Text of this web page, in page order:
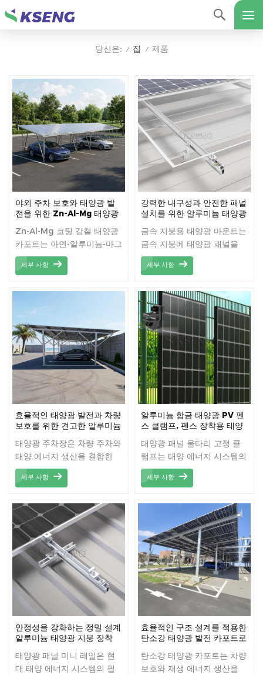
당신은: / 집 / 제품
야외 주차 보호와 태양광 발
전을 위한 Zn-Al-Mg 태양광
Zn-Al-Mg 코팅 강철 태양광
카포트는 아연-알루미늄-마그
네슘 코팅 강철로 제작된 내
구성이 뛰어난 태양광 주차
외 성능을 제공합니다. 이 구
조물은 차량 보호와 태양광
발전을 결합하여 주차 공간을
재생 에너지 공간으로 전환합
니다. 상업용, 산업용 및 주거
용 용도로 설계된 이 태양광
카포트는 향상된 내구성, 낮
은 유지 관리 요구 사항, 효율
적인 공간 활용을 통해 청정
에너지 프로젝트를 위한 신뢰
할 수 있는 솔루션을 제공합
니다.
세부 사항
강력한 내구성과 안전한 패널
설치를 위한 알루미늄 태양광
금속 지붕용 태양광 마운트는
금속 지붕에 태양광 패널을
안전하게 설치하도록 설계된
내구성 있는 장착 솔루션입니
테인리스강으로 제작되어 뛰
어난 내식성, 간편한 설치, 장
기간의 성능을 제공합니다.
강력한 지지력을 제공하고 혹
독한 기상 조건을 견디며, 주
거용, 상업용 및 산업용 태양
광 발전 시스템에 적합합니
다.
세부 사항
효율적인 태양광 발전과 차량
보호를 위한 견고한 알루미늄
태양광 주차장은 차량 주차와
태양 에너지 생산을 결합한
다기능 구조물입니다. 내구성
이 뛰어난 알루미늄 또는 강
주차장은 지붕에 태양광 패널
을 설치하는 동시에 차량을
햇빛, 비, 눈으로부터 안전하
게 보호합니다.
세부 사항
알루미늄 합금 태양광 PV 펜
스 클램프, 펜스 장착용 태양
태양광 패널 울타리 고정 클
램프는 태양 에너지 시스템의
필수 구성 요소로, 태양광 패
널을 울타리 구조물에 안전하
다. 이 클램프는 울타리에 설
치된 태양광 설비의 안정성,
안전성 및 수명을 보장하는
데 중요한 역할을 합니다.
세부 사항
안정성을 강화하는 정밀 설계
알루미늄 태양광 지붕 장착
태양광 패널 미니 레일은 현
대 태양 에너지 시스템의 필
효율적인 구조 설계를 적용한
탄소강 태양광 발전 카포트로
세요.
탄소강 태양광 카포트는 차량
보호와 재생 에너지 생산을